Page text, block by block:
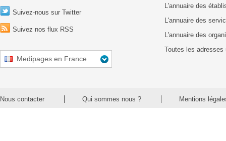
Suivez-nous sur Twitter
Suivez nos flux RSS
Medipages en France
L'annuaire des
L'annuaire des
L'annuaire des
Toutes les adresses
Nous contacter Qui sommes nous ? Mentions